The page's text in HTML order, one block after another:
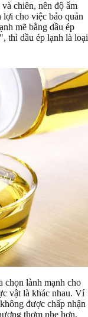
chiên, nên độ ẩm
cho việc bảo quản
mẽ bằng dầu ép
thì dầu ép lạnh là loại
chọn lành mạnh cho
vật là khác nhau. Ví
được chấp nhận
thơm nhẹ hơn,